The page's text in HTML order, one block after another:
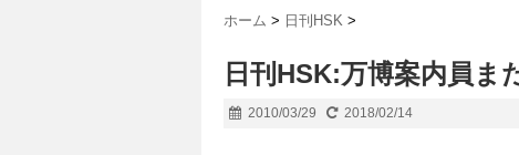
ホーム > 日刊HSK >
日刊HSK:万博案内員ま
2010/03/29 2018/02/14